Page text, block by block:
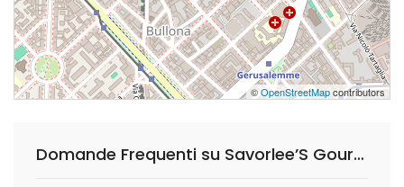
©OpenStreetMapcontributors
Domande Frequenti su Savorlee’S Gourmet Restaurant